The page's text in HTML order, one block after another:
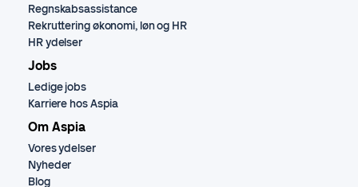
Regnskabsassistance
Rekruttering økonomi, løn og HR
HR ydelser
Jobs
Ledige jobs
Karriere hos Aspia
Om Aspia
Vores ydelser
Nyheder
Blog